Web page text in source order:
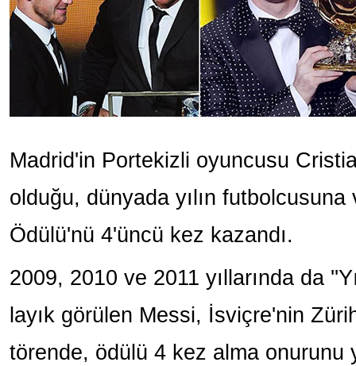
Madrid'in Portekizli oyuncusu
olduğu, dünyada yılın
Ödülü'nü 4'üncü kez kazandı.
2009, 2010 ve 2011 yıllarında da
layık görülen Messi, İsviçre'nin
törende, ödülü 4 kez alma onurunu